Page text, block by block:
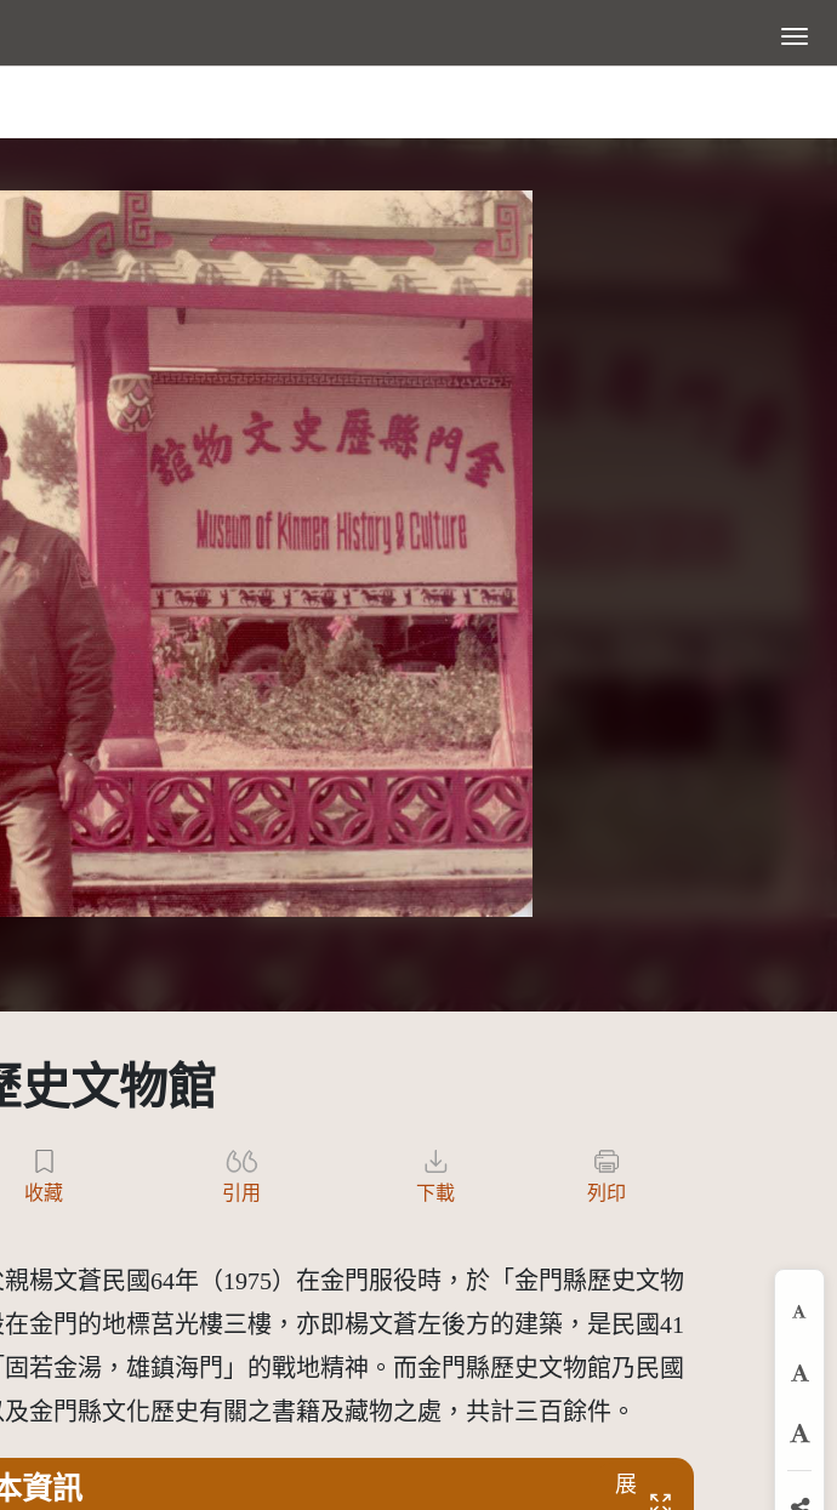
展開選
查看大圖
+)
史文物館
收藏 引用 下載 列印
楊文蒼民國64年（1975）在金門服役時，於「金門縣歷史文物
金門的地標莒光樓三樓，亦即楊文蒼左後方的建築，是民國41
若金湯，雄鎮海門」的戰地精神。而金門縣歷史文物館乃民國
金門縣文化歷史有關之書籍及藏物之處，共計三百餘件。
資訊
展
放